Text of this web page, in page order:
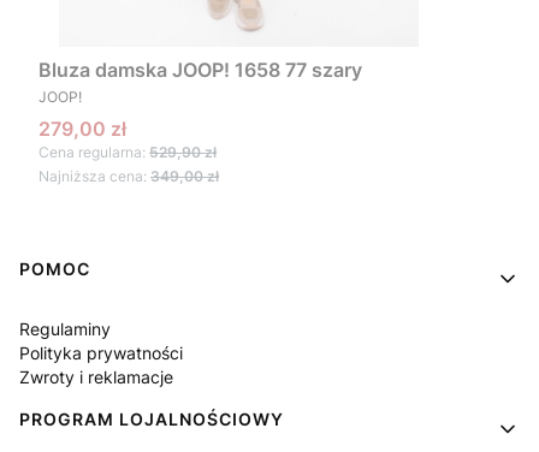
Bluza damska JOOP! 1658 77 szary
PRODUCENT
JOOP!
Cena promocyjna
279,00 zł
Cena regularna: 529,90 zł
Najniższa cena: 349,00 zł
Linki w stopce
POMOC
Regulaminy
Polityka prywatności
Zwroty i reklamacje
PROGRAM LOJALNOŚCIOWY